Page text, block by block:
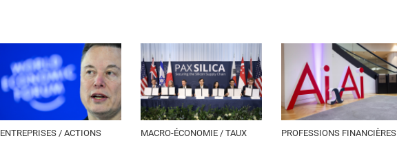
ENTREPRISES / ACTIONS MACRO-ÉCONOMIE / TAUX PROFESSIONS FINANCIÈRES